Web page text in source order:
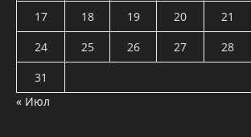
17
18 19 20 21
24
25 26 27 28
31
« Июл